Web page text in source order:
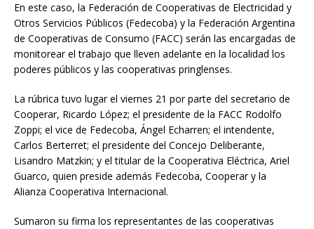
En este caso, la Federación de Cooperativas de Electricidad y
Otros Servicios Públicos (Fedecoba) y la Federación Argentina
de Cooperativas de Consumo (FACC) serán las encargadas de
monitorear el trabajo que lleven adelante en la localidad los
poderes públicos y las cooperativas pringlenses.
La rúbrica tuvo lugar el viernes 21 por parte del secretario de
Cooperar, Ricardo López; el presidente de la FACC Rodolfo
Zoppi; el vice de Fedecoba, Ángel Echarren; el intendente,
Carlos Berterret; el presidente del Concejo Deliberante,
Lisandro Matzkin; y el titular de la Cooperativa Eléctrica, Ariel
Guarco, quien preside además Fedecoba, Cooperar y la
Alianza Cooperativa Internacional.
Sumaron su firma los representantes de las cooperativas